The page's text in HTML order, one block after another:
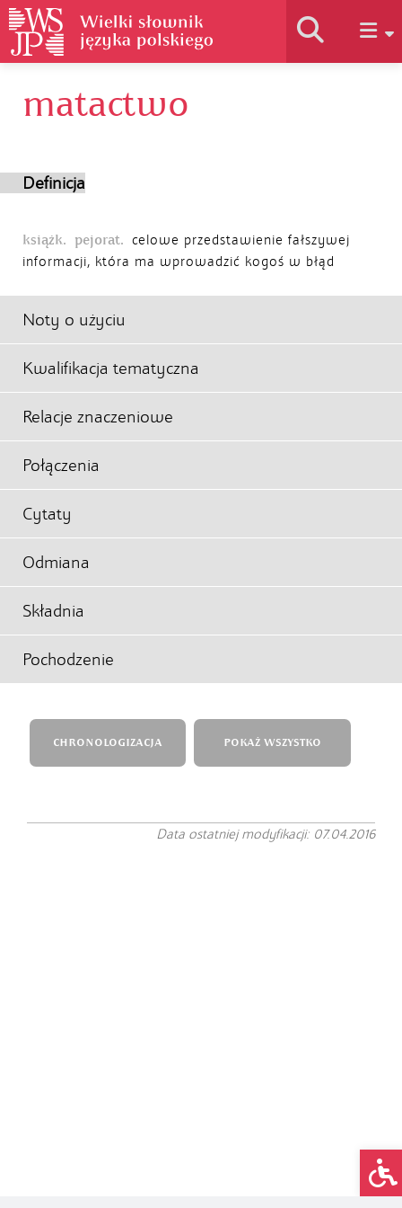
Historia słownika
matactwo
Definicja
książk. pejorat. celowe przedstawienie fałszywej
informacji, która ma wprowadzić kogoś w błąd
Noty o użyciu
Kwalifikacja tematyczna
Relacje znaczeniowe
Połączenia
Cytaty
Odmiana
Składnia
Pochodzenie
CHRONOLOGIZACJA POKAŻ WSZYSTKO
Data ostatniej modyfikacji: 07.04.2016